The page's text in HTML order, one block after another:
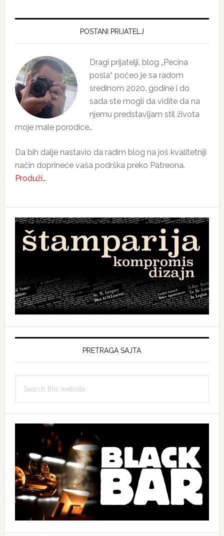
Primary
POSTANI PRIJATELJ
Dragi prijatelji, blog „Pecina
posla“ počeo je sa radom
sredinom 2020. godine i do
sada ste mogli da vidite da na
njemu predstavljam stil života
moje male porodice…
Da bih dalje nastavio da radim blog na još kvalitetniji
način doprineće vaša podrška preko Patreona.
Produži…
PRETRAGA SAJTA
this